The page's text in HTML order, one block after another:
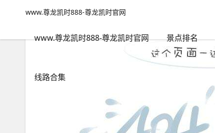
www.尊龙凯时888-尊龙凯时官网
www.尊龙凯时888-尊龙凯时官网 景点排名
线路合集
www.尊龙凯时888-尊龙凯时官网